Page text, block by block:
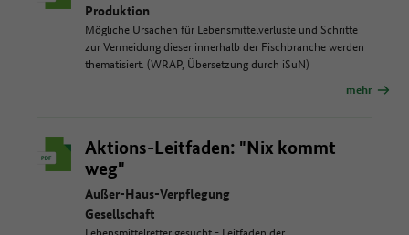
Produktion
Mögliche Ursachen für Lebensmittelverluste und Schritte
zur Vermeidung dieser innerhalb der Fischbranche werden
thematisiert. (WRAP, Übersetzung durch iSuN)
mehr
Aktions-Leitfaden: "Nix kommt
weg"
Außer-Haus-Verpflegung
Gesellschaft